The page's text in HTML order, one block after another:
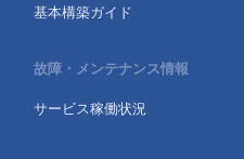
基本構築ガイド
故障・メンテナンス情報
サービス稼働状況